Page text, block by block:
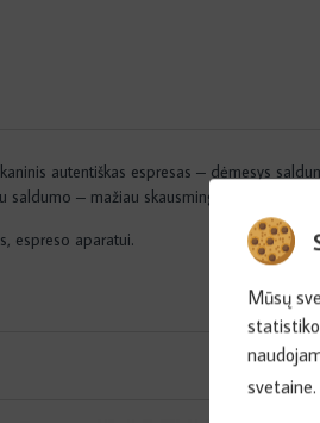
Mūsų
svetaine.
autentiškas espresas – dėmesys
saldumo – mažiau skausmingos rūgšties.
espreso aparatui.